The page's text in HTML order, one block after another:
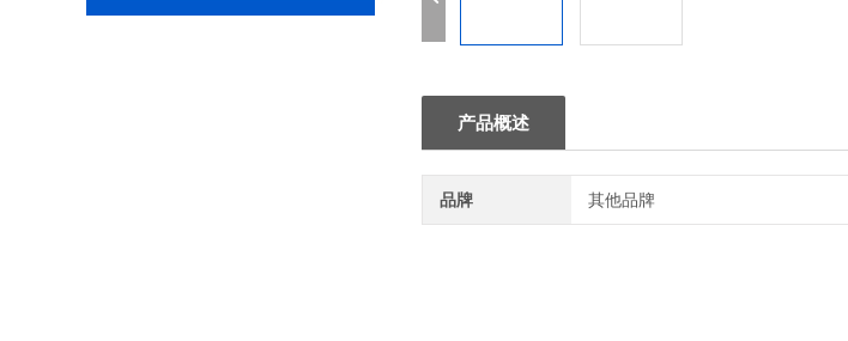
产品概述
品牌 其他品牌